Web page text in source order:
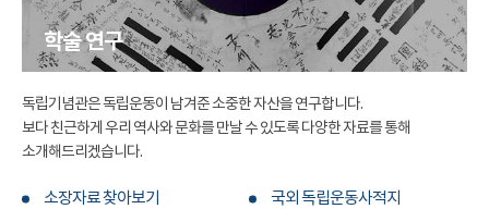
학술 연구
독립기념관은 독립운동이 남겨준 소중한 자산을 연구합니다.
보다 친근하게 우리 역사와 문화를 만날 수 있도록 다양한 자료를 통해
소개해드리겠습니다.
소장자료 찾아보기 국외 독립운동사적지